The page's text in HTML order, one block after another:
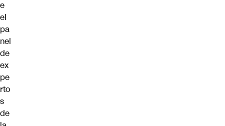
e
el
pa
nel
de
ex
pe
rto
s
de